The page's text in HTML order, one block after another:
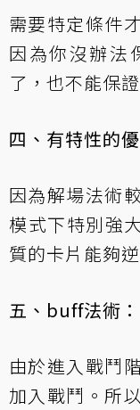
需要特定條件
因為你沒辦法
了，也不能保
四、有特性的
因為解場法術
模式下特別強
質的卡片能夠
五、buff法術：
由於進入戰鬥
加入戰鬥。所